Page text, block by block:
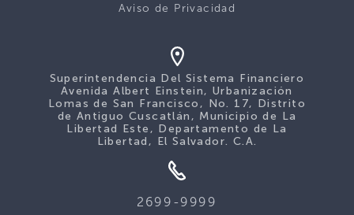
Aviso de Privacidad
Superintendencia Del Sistema Financiero
Avenida Albert Einstein, Urbanización
Lomas de San Francisco, No. 17, Distrito
de Antiguo Cuscatlán, Municipio de La
Libertad Este, Departamento de La
Libertad, El Salvador. C.A.
2699-9999